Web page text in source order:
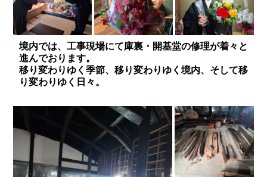
境内では、工事現場にて庫裏・開基堂の修理が着々と
進んでおります。
移り変わりゆく季節、移り変わりゆく境内、そして移
り変わりゆく日々。